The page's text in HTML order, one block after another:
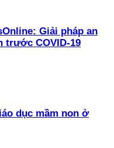
Giải pháp an
trước COVID-19
dục mầm non ở